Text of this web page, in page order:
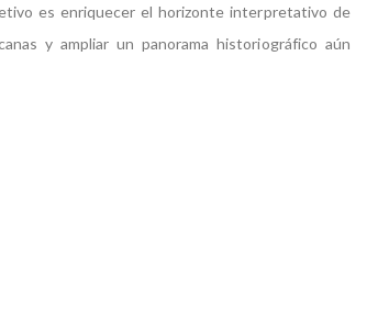
es enriquecer el horizonte interpretativo de
y ampliar un panorama historiográfico aún